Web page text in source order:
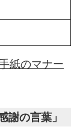
紙のマナー
謝の言葉」